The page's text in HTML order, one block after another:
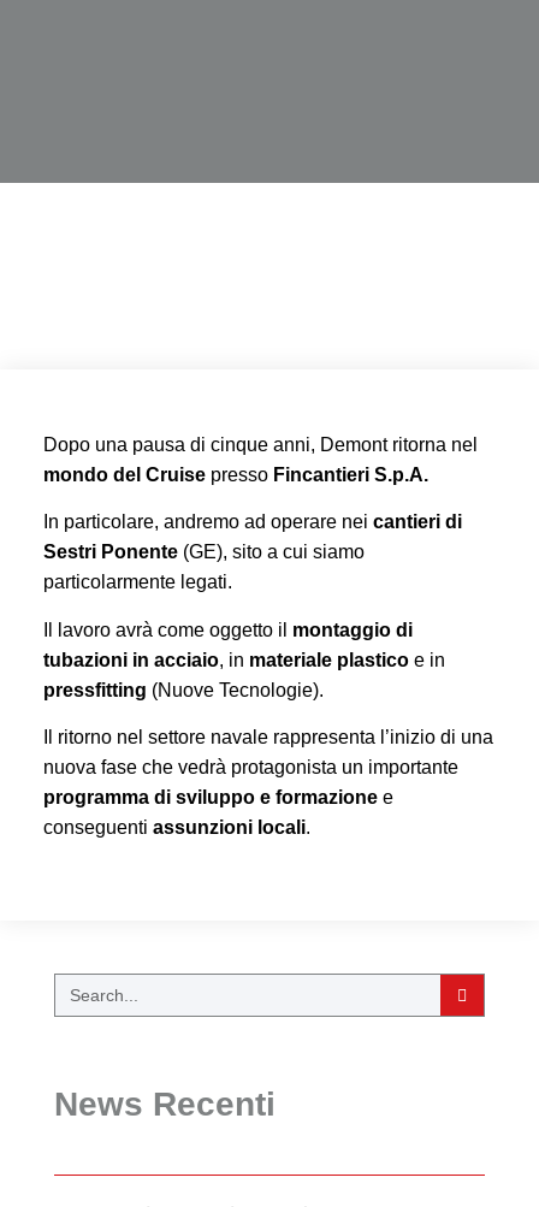
Dopo una pausa di cinque anni, Demont ritorna nel
mondo del Cruisepresso Fincantieri S.p.A.
In particolare, andremo ad operare nei cantieri di
Sestri Ponente(GE), sito a cui siamo
particolarmente legati.
Il lavoro avrà come oggetto il montaggio di
tubazioni in acciaio, in materiale plasticoe in
pressfitting (Nuove Tecnologie).
Il ritorno nel settore navale rappresenta l’inizio di una
nuova fase che vedrà protagonista un importante
programma di sviluppo e formazionee
conseguenti assunzioni locali.
News Recenti